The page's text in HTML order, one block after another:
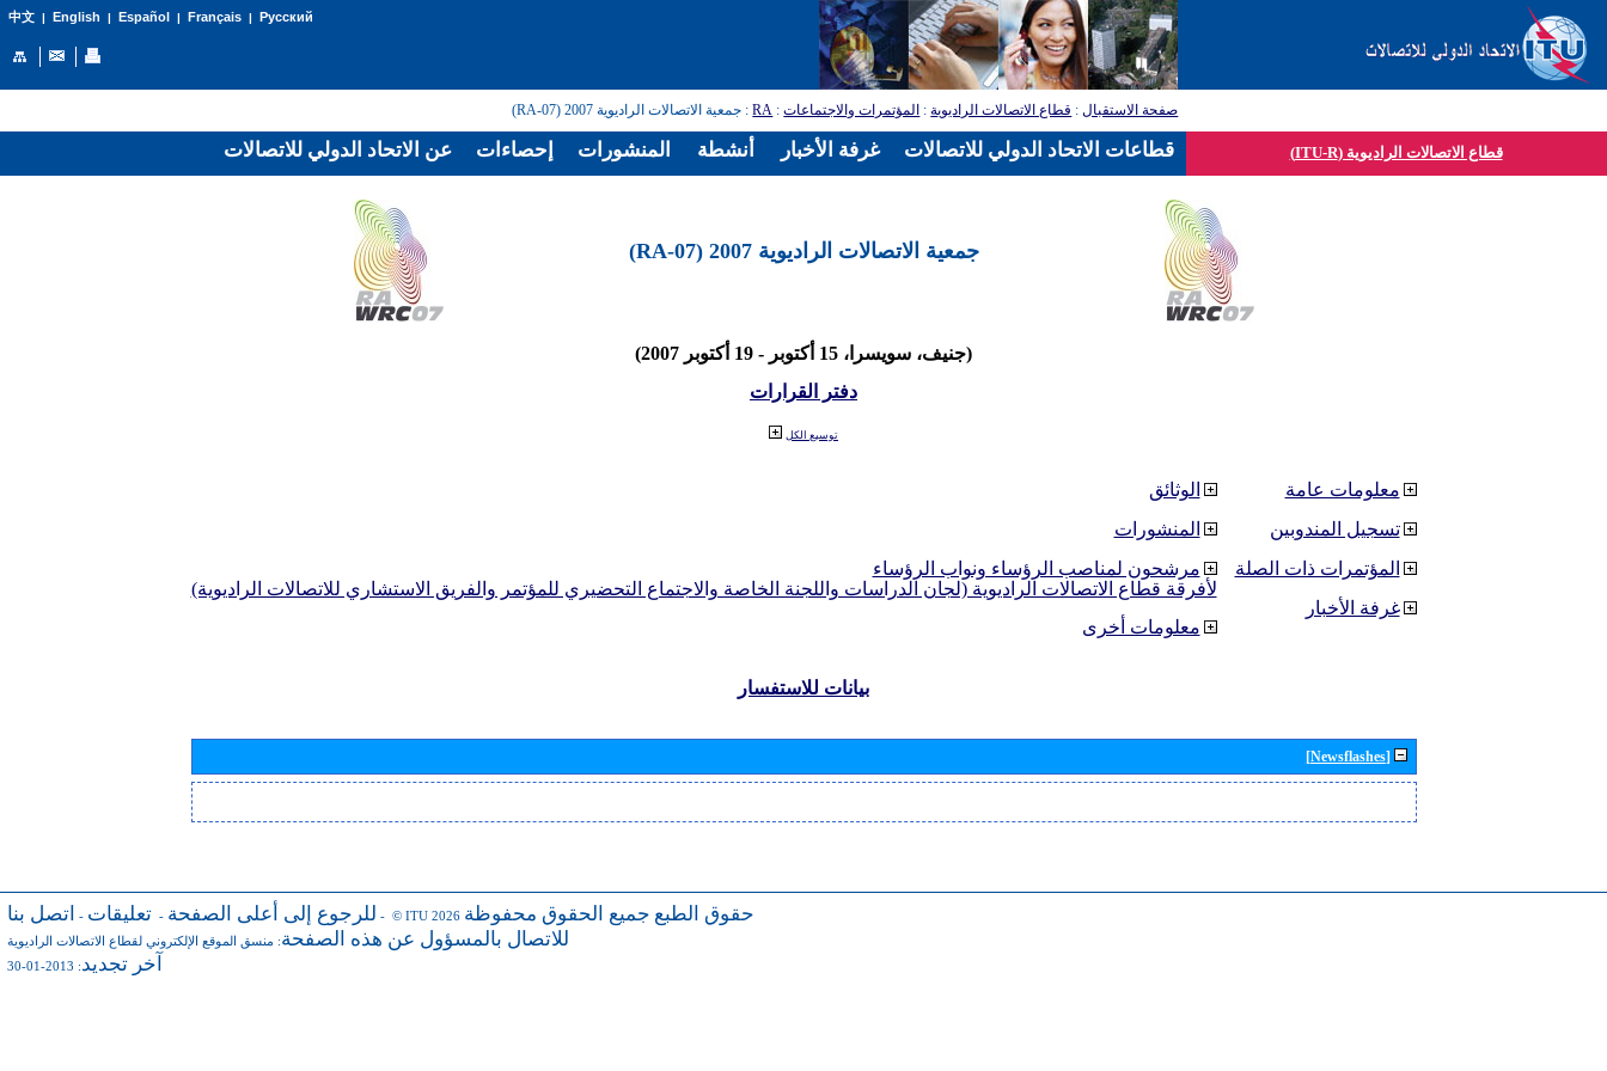
中文| English | Español | Français| Русский
صفحة الاستقبال: قطاع الاتصالات الراديوية: المؤتمرات والاجتماعات:
RA: جمعية الاتصالات الراديوية 2007 (RA-07)
قطاع الاتصالات الراديوية (ITU-R)
جمعية الاتصالات الراديوية 2007 (RA-07)
(جنيف، سويسرا، 15 أكتوبر - 19 أكتوبر 2007)
دفتر القرارات
توسيع الكل
الوثائق
المنشورات
مرشحون لمناصب الرؤساء ونواب الرؤساء
لأفرقة قطاع الاتصالات الراديوية (لجان الدراسات واللجنة الخاصة والاجتماع التحضيري للمؤتمر والفريق الاستشاري للاتصالات الراديوية)
معلومات أخرى
معلومات عامة
تسجيل المندوبين
المؤتمرات ذات الصلة
غرفة الأخبار
بيانات للاستفسار
[Newsflashes]
للرجوع إلى أعلى الصفحة - تعليقات - اتصل بنا - © ITU 2026 حقوق الطبع جميع الحقوق محفوظة
للاتصال بالمسؤول عن هذه الصفحة: منسق الموقع الإلكتروني لقطاع الاتصالات الراديوية
آخر تجديد: 2013-01-30
عن الاتحاد الدولي للاتصالات إحصاءات المنشورات أنشطة غرفة الأخبار قطاعات الاتحاد الدولي للاتصالات